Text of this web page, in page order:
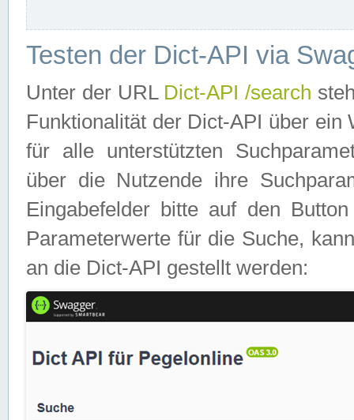
Testen der Dict-API via
Unter der URL Dict-API /search
Funktionalität der Dict-API über
für alle unterstützten
über die Nutzende ihre
Eingabefelder bitte auf den
Parameterwerte für die Suche,
an die Dict-API gestellt werden: